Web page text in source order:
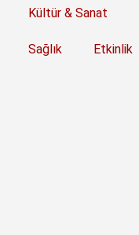
Kültür & Sanat
Sağlık Etkinlik